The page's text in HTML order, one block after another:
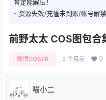
肯定能解压！
- 资源失效/充值未到账/账号解
前野太太 COS图包合
微博COSER 2 个月前 0
喵小二